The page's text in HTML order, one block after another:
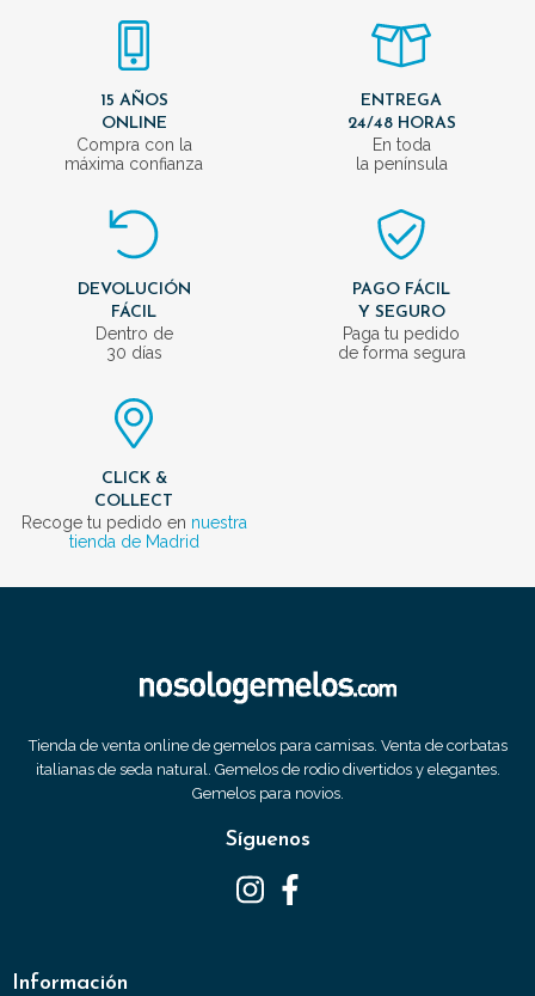
15 AÑOS
ONLINE
Compra con la
máxima confianza
ENTREGA
24/48 HORAS
En toda
la península
DEVOLUCIÓN
FÁCIL
Dentro de
30 días
PAGO FÁCIL
Y SEGURO
Paga tu pedido
de forma segura
CLICK &
COLLECT
Recoge tu pedido en nuestra
tienda de Madrid
Tienda de venta online de gemelos para camisas. Venta de corbatas
italianas de seda natural. Gemelos de rodio divertidos y elegantes.
Gemelos para novios.
Síguenos
Información